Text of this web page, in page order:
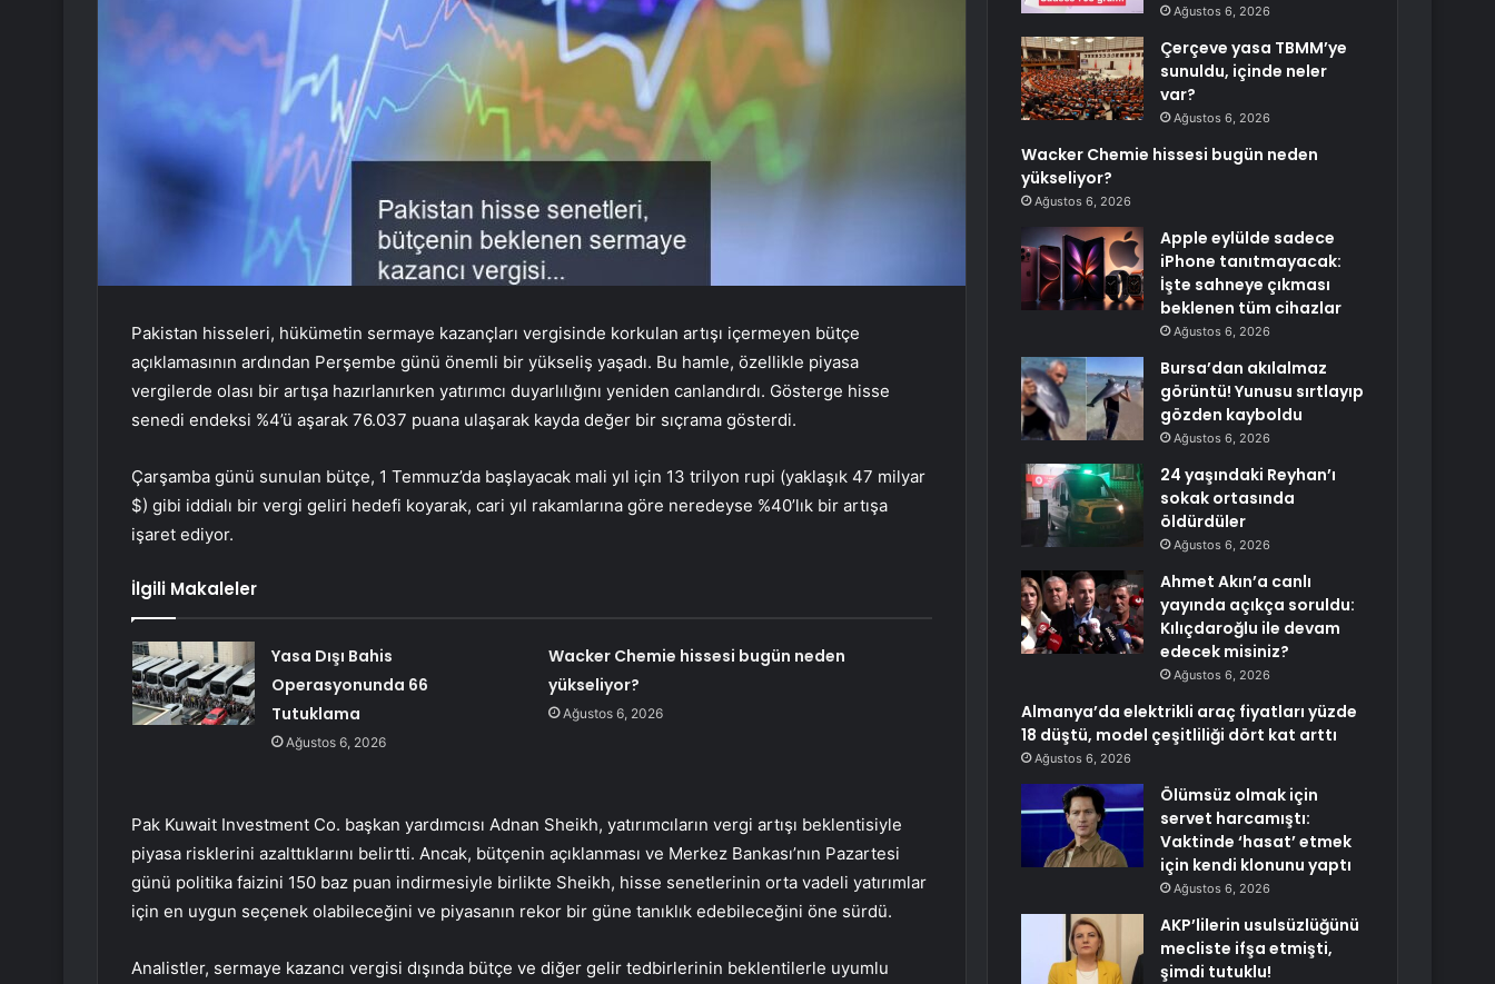
Pakistan hisseleri, hükümetin sermaye kazançları vergisinde korkulan artışı içermeyen bütçe
açıklamasının ardından Perşembe günü önemli bir yükseliş yaşadı. Bu hamle, özellikle piyasa
vergilerde olası bir artışa hazırlanırken yatırımcı duyarlılığını yeniden canlandırdı. Gösterge hisse
senedi endeksi %4’ü aşarak 76.037 puana ulaşarak kayda değer bir sıçrama gösterdi.
Çarşamba günü sunulan bütçe, 1 Temmuz’da başlayacak mali yıl için 13 trilyon rupi (yaklaşık 47 milyar
$) gibi iddialı bir vergi geliri hedefi koyarak, cari yıl rakamlarına göre neredeyse %40’lık bir artışa
işaret ediyor.
İlgili Makaleler
Yasa Dışı Bahis
Operasyonunda 66
Tutuklama
Ağustos 6, 2026
Wacker Chemie hissesi bugün neden
yükseliyor?
Ağustos 6, 2026
Pak Kuwait Investment Co. başkan yardımcısı Adnan Sheikh, yatırımcıların vergi artışı beklentisiyle
piyasa risklerini azalttıklarını belirtti. Ancak, bütçenin açıklanması ve Merkez Bankası’nın Pazartesi
günü politika faizini 150 baz puan indirmesiyle birlikte Sheikh, hisse senetlerinin orta vadeli yatırımlar
için en uygun seçenek olabileceğini ve piyasanın rekor bir güne tanıklık edebileceğini öne sürdü.
Analistler, sermaye kazancı vergisi dışında bütçe ve diğer gelir tedbirlerinin beklentilerle uyumlu
Ağustos 6, 2026
Çerçeve yasa TBMM’ye
sunuldu, içinde neler
var?
Ağustos 6, 2026
Wacker Chemie hissesi bugün neden
yükseliyor?
Ağustos 6, 2026
Apple eylülde sadece
iPhone tanıtmayacak:
İşte sahneye çıkması
beklenen tüm cihazlar
Ağustos 6, 2026
Bursa’dan akılalmaz
görüntü! Yunusu sırtlayıp
gözden kayboldu
Ağustos 6, 2026
24 yaşındaki Reyhan’ı
sokak ortasında
öldürdüler
Ağustos 6, 2026
Ahmet Akın’a canlı
yayında açıkça soruldu:
Kılıçdaroğlu ile devam
edecek misiniz?
Ağustos 6, 2026
Almanya’da elektrikli araç fiyatları yüzde
18 düştü, model çeşitliliği dört kat arttı
Ağustos 6, 2026
Ölümsüz olmak için
servet harcamıştı:
Vaktinde ‘hasat’ etmek
için kendi klonunu yaptı
Ağustos 6, 2026
AKP’lilerin usulsüzlüğünü
mecliste ifşa etmişti,
şimdi tutuklu!